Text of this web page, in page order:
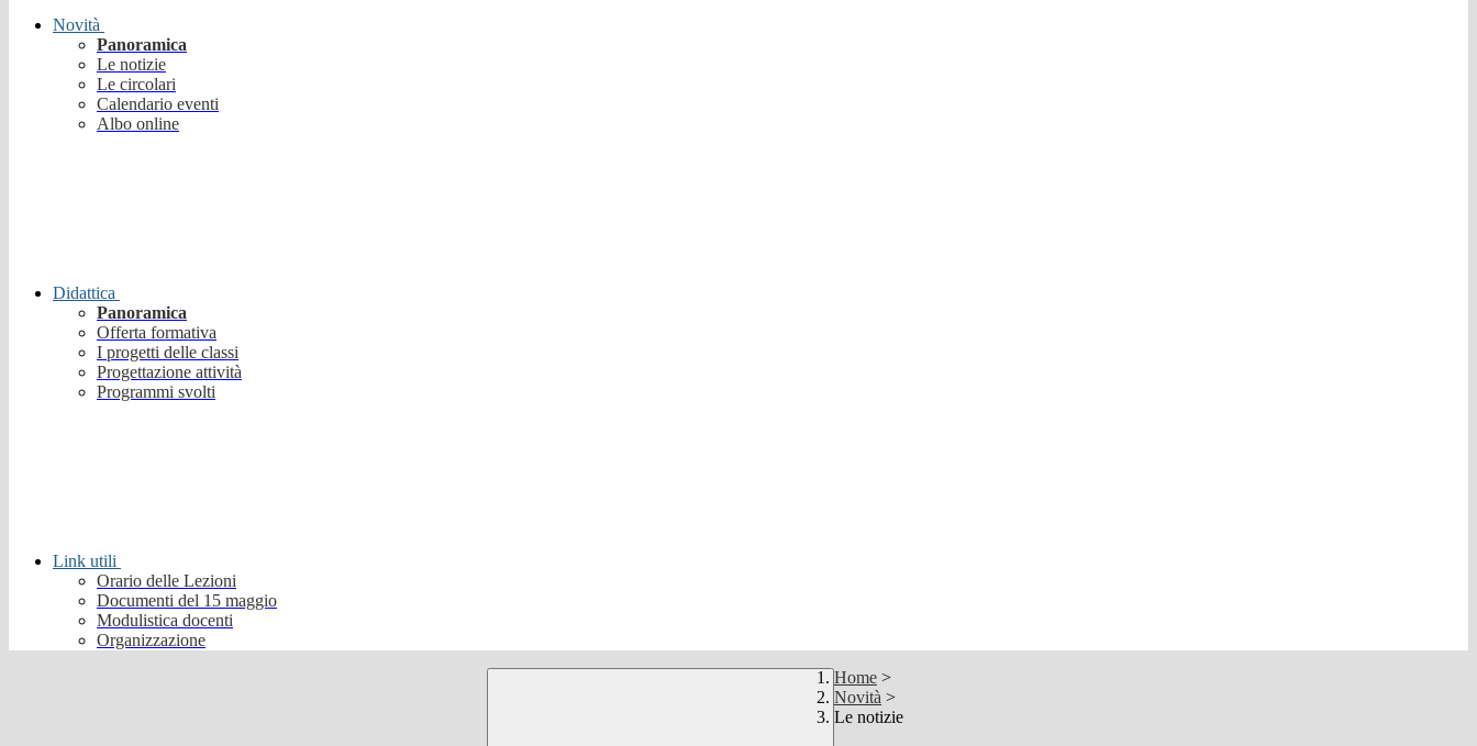
Novità
Panoramica
Le notizie
Le circolari
Calendario eventi
Albo online
Didattica
Panoramica
Offerta formativa
I progetti delle classi
Progettazione attività
Programmi svolti
Link utili
Orario delle Lezioni
Documenti del 15 maggio
Modulistica docenti
Organizzazione
Home >
Novità >
Le notizie